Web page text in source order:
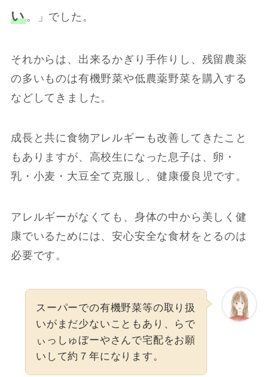
い。」でした。
それからは、出来るかぎり手作りし、残留農薬
の多いものは有機野菜や低農薬野菜を購入する
などしてきました。
成長と共に食物アレルギーも改善してきたこと
もありますが、高校生になった息子は、卵・
乳・小麦・大豆全て克服し、健康優良児です。
アレルギーがなくても、身体の中から美しく健
康でいるためには、安心安全な食材をとるのは
必要です。
スーパーでの有機野菜等の取り扱
いがまだ少ないこともあり、らで
ぃっしゅぼーやさんで宅配をお願
いして約７年になります。